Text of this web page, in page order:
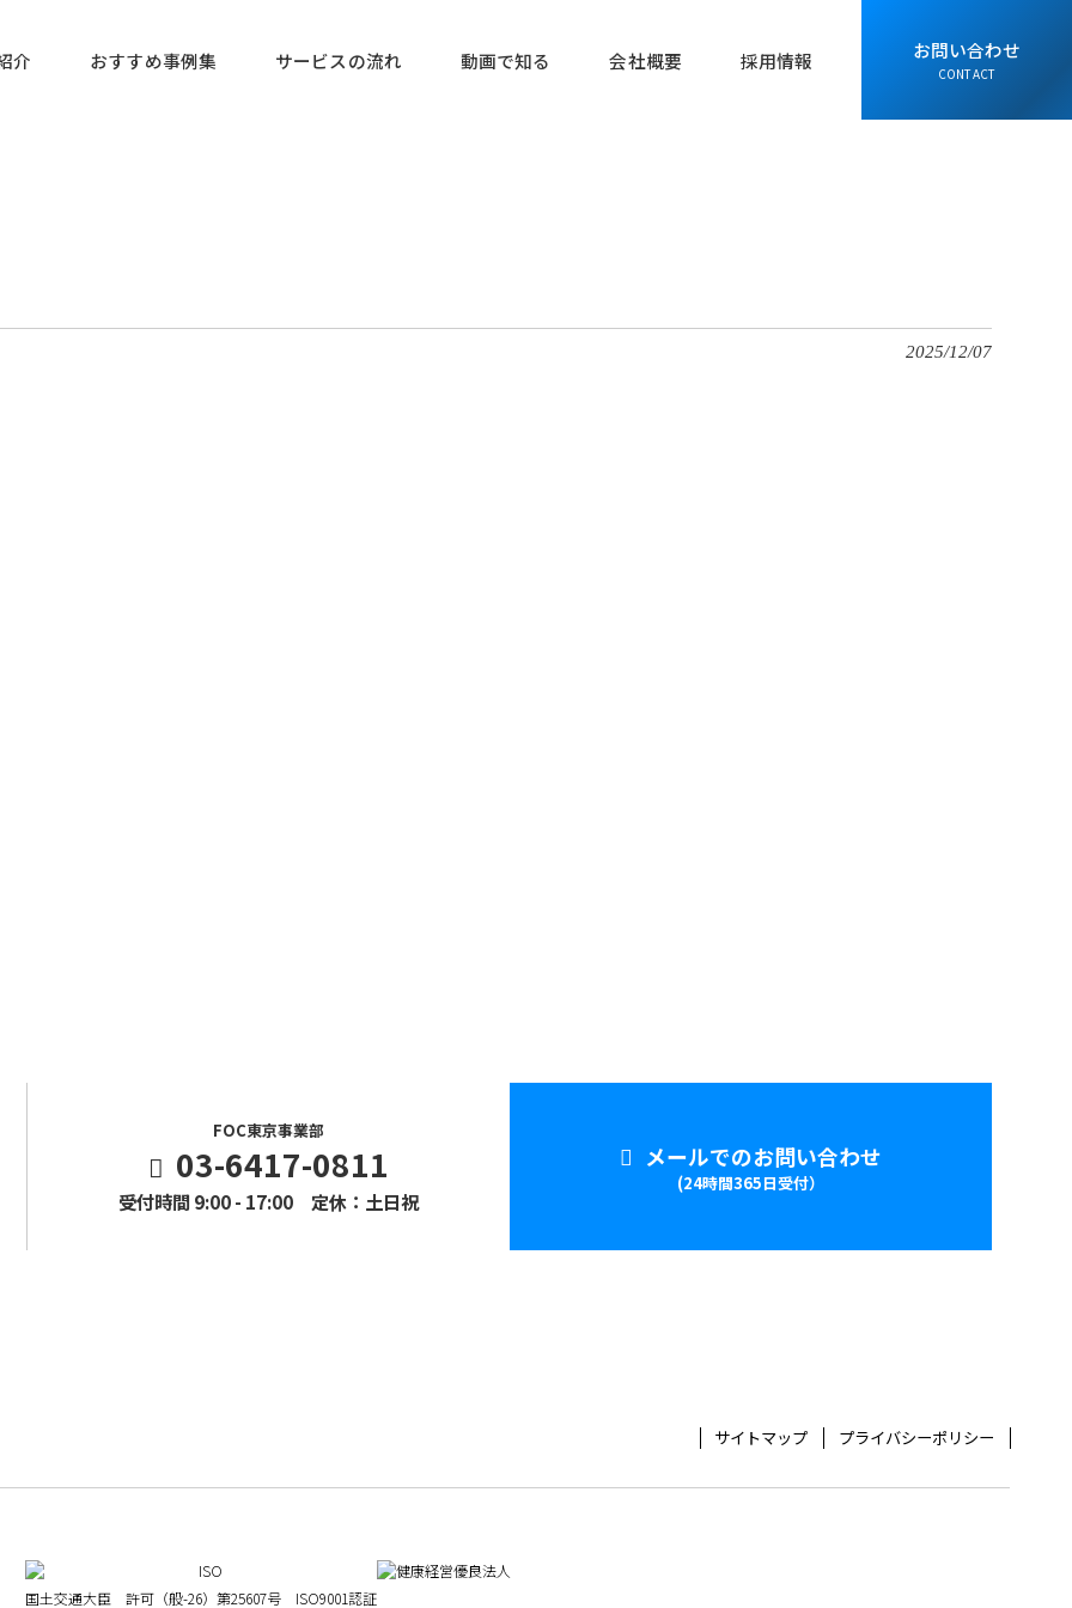
介 おすすめ事例集 サービスの流れ 動画で知る 会社概要 採用情報 お問い合わせ
CONTACT
2025/12/07
FOC東京事業部
03-6417-0811
受付時間 9:00 - 17:00 定休：土日祝
メールでのお問い合わせ
(24時間365日受付）
サイトマップ プライバシーポリシー
国土交通大臣 許可（般-26）第25607号 ISO9001認証